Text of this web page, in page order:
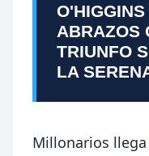
ABRAZOS
TRIUNFO
LA
Millonarios